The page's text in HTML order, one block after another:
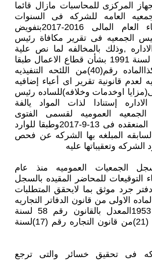
المركزى للمحاسبات مازال قائما
العامه للشركه فى السنوات
السابقه ,باستسناء العام المالى 2016-2017بتفويض
الجمعيه فى تقرير مكافاة رئيس
,وذلك بالمخالفه لما نص علية
القانون رقم 203 لسنة 1991 بشأن قطاع الاعمال طبقا
للمواد21,27,34وكذاالماده رقم(40)من اللئحه التنفيذيه
لعدم قانونية تقرير اى أعباء إضافيه
اوخدمات وخلافه)للساده رئيس
إستنادا لذات المواد يالفة
الجمعيه العموميه لقسمى الفتوى
والتشريع بجلستها المنعقده فى 13-9-2017وطبقا للوارد
السابقه المبلغه بها الشركه عن فحص
الشركه وتعقيباتها عليه
الجمعيات العموميه منذ عام
التوقيعات للمحاضر المقيده بالسجل
جرد موثق بما لايحقق المتطلبات
الاولى من قانون الدفاتر التجاريه
رقم (388)لسنة 1953المعدل بالقانون رقم 58 لسنة
1954 وكذا الماده (21)من قانون التجاره رقم (17)لسنة
فى تحقيق خسائر والتى ترجع